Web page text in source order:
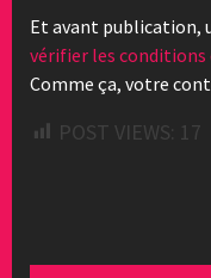
Et avant publication,
vérifier les conditions
Comme ça, votre
POST VIEWS: 17